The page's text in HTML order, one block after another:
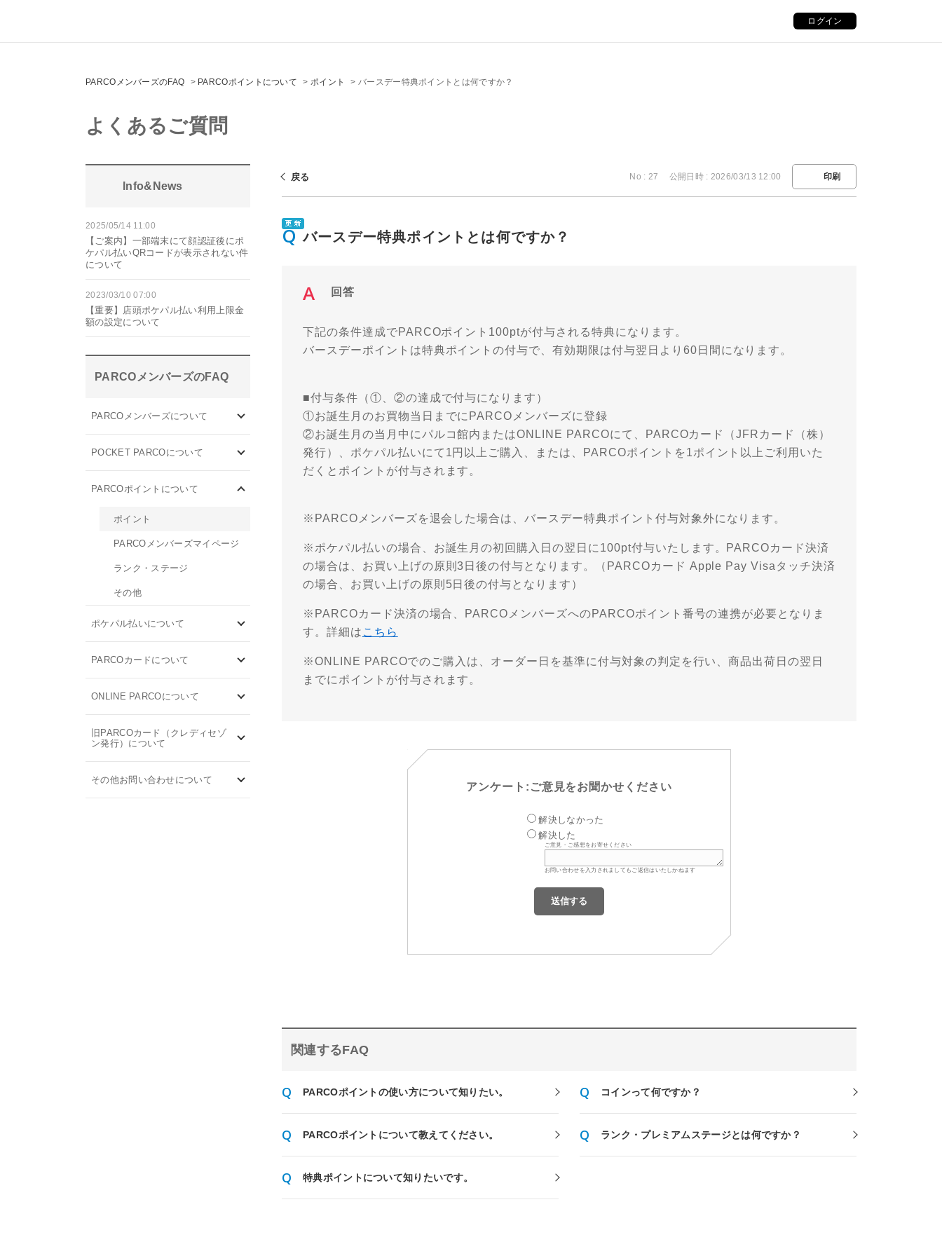
ログイン
PARCOメンバーズのFAQ > PARCOポイントについて > ポイント >バースデー特典ポイントとは何ですか？
よくあるご質問
Info&News
2025/05/14 11:00
【ご案内】一部端末にて顔認証後にポ
ケパル払いQRコードが表示されない件
について
2023/03/10 07:00
【重要】店頭ポケパル払い利用上限金
額の設定について
PARCOメンバーズのFAQ
PARCOメンバーズについて
POCKET PARCOについて
PARCOポイントについて
ポイント
PARCOメンバーズマイページ
ランク・ステージ
その他
ポケパル払いについて
PARCOカードについて
ONLINE PARCOについて
旧PARCOカード（クレディセゾ
ン発行）について
その他お問い合わせについて
戻る No : 27 公開日時 : 2026/03/13 12:00 印刷
バースデー特典ポイントとは何ですか？
回答
下記の条件達成でPARCOポイント100ptが付与される特典になります。
バースデーポイントは特典ポイントの付与で、有効期限は付与翌日より60日間になります。
■付与条件（①、②の達成で付与になります）
①お誕生月のお買物当日までにPARCOメンバーズに登録
②お誕生月の当月中にパルコ館内またはONLINE PARCOにて、PARCOカード（JFRカード（株）
発行）、ポケパル払いにて1円以上ご購入、または、PARCOポイントを1ポイント以上ご利用いた
だくとポイントが付与されます。
※PARCOメンバーズを退会した場合は、バースデー特典ポイント付与対象外になります。
※ポケパル払いの場合、お誕生月の初回購入日の翌日に100pt付与いたします。PARCOカード決済
の場合は、お買い上げの原則3日後の付与となります。（PARCOカード Apple Pay Visaタッチ決済
の場合、お買い上げの原則5日後の付与となります）
※PARCOカード決済の場合、PARCOメンバーズへのPARCOポイント番号の連携が必要となりま
す。詳細は こちら
※ONLINE PARCOでのご購入は、オーダー日を基準に付与対象の判定を行い、商品出荷日の翌日
までにポイントが付与されます。
アンケート:ご意見をお聞かせください
解決しなかった
解決した
ご意見・ご感想をお寄せください
お問い合わせを入力されましてもご返信はいたしかねます
関連するFAQ
PARCOポイントの使い方について知りたい。 コインって何ですか？
PARCOポイントについて教えてください。 ランク・プレミアムステージとは何ですか？
特典ポイントについて知りたいです。